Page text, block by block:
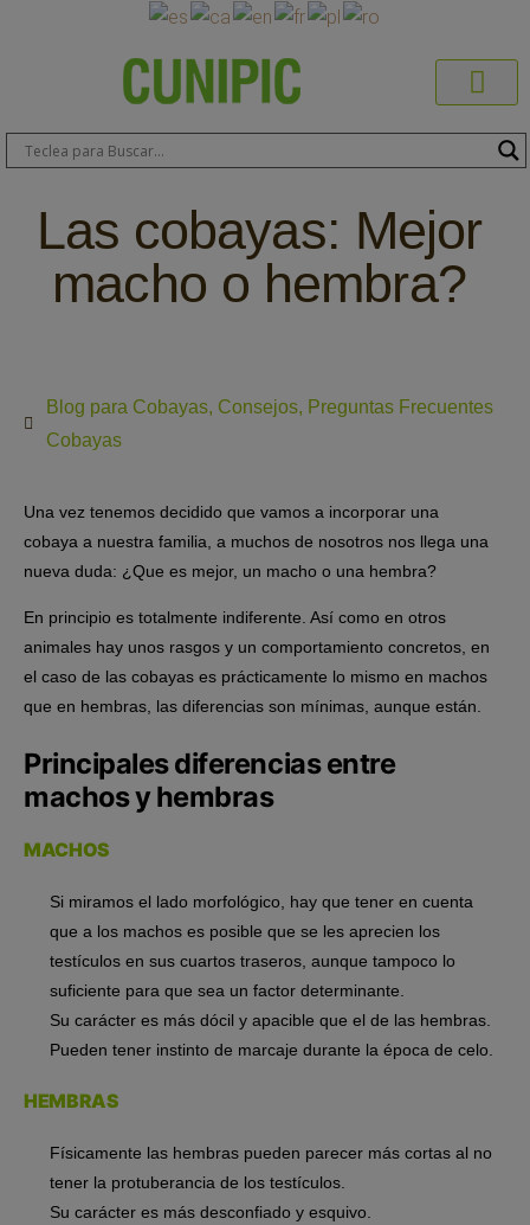
Las cobayas: Mejor
macho o hembra?
Blog para Cobayas, Consejos, Preguntas Frecuentes
Cobayas
Una vez tenemos decidido que vamos a incorporar una
cobaya a nuestra familia, a muchos de nosotros nos llega una
nueva duda: ¿Que es mejor, un macho o una hembra?
En principio es totalmente indiferente. Así como en otros
animales hay unos rasgos y un comportamiento concretos, en
el caso de las cobayas es prácticamente lo mismo en machos
que en hembras, las diferencias son mínimas, aunque están.
Principales diferencias entre
machos y hembras
MACHOS
Si miramos el lado morfológico, hay que tener en cuenta
que a los machos es posible que se les aprecien los
testículos en sus cuartos traseros, aunque tampoco lo
suficiente para que sea un factor determinante.
Su carácter es más dócil y apacible que el de las hembras.
Pueden tener instinto de marcaje durante la época de celo.
HEMBRAS
Físicamente las hembras pueden parecer más cortas al no
tener la protuberancia de los testículos.
Su carácter es más desconfiado y esquivo.